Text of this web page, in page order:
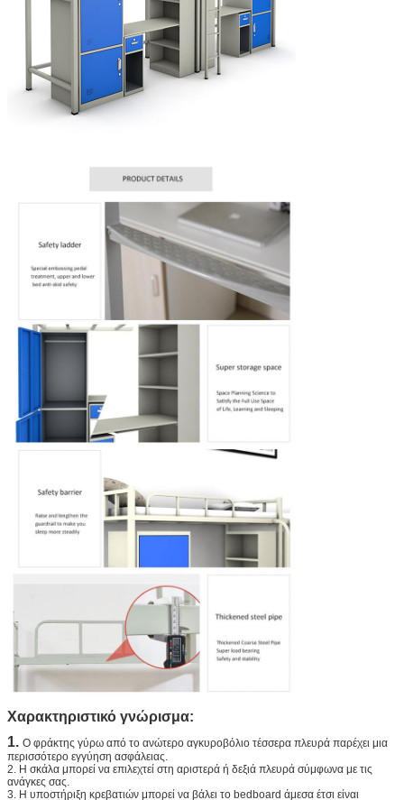
Χαρακτηριστικό γνώρισμα:
1. Ο φράκτης γύρω από το ανώτερο αγκυροβόλιο τέσσερα πλευρά παρέχει μια
περισσότερο εγγύηση ασφάλειας.
2. Η σκάλα μπορεί να επιλεχτεί στη αριστερά ή δεξιά πλευρά σύμφωνα με τις
ανάγκες σας.
3. Η υποστήριξη κρεβατιών μπορεί να βάλει το bedboard άμεσα έτσι είναι